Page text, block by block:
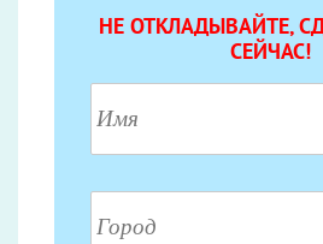
НЕ ОТКЛАДЫВАЙТЕ,
СЕЙЧАС!